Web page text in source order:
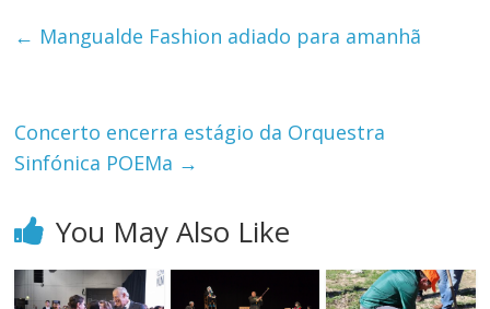
← Mangualde Fashion adiado para amanhã
Concerto encerra estágio da Orquestra
Sinfónica POEMa →
You May Also Like